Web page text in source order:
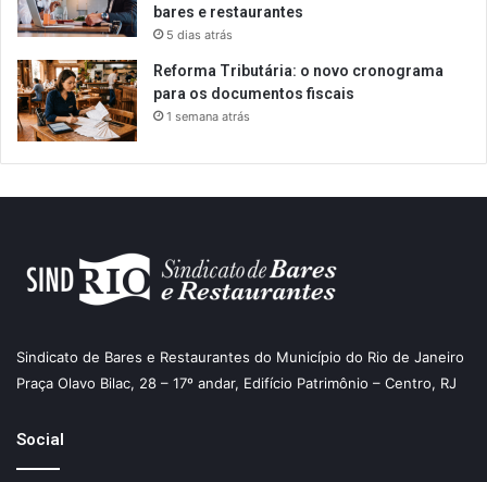
bares e restaurantes
5 dias atrás
Reforma Tributária: o novo cronograma
para os documentos fiscais
1 semana atrás
Sindicato de Bares e Restaurantes do Município do Rio de Janeiro
Praça Olavo Bilac, 28 – 17º andar, Edifício Patrimônio – Centro, RJ
Social